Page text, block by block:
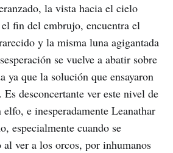
la vista hacia el cielo
fin del embrujo, encuentra el
y la misma luna agigantada
se vuelve a abatir sobre
ya que la solución que ensayaron
desconcertante ver este nivel de
elfo, e inesperadamente Leanathar
especialmente cuando se
al ver a los orcos, por inhumanos